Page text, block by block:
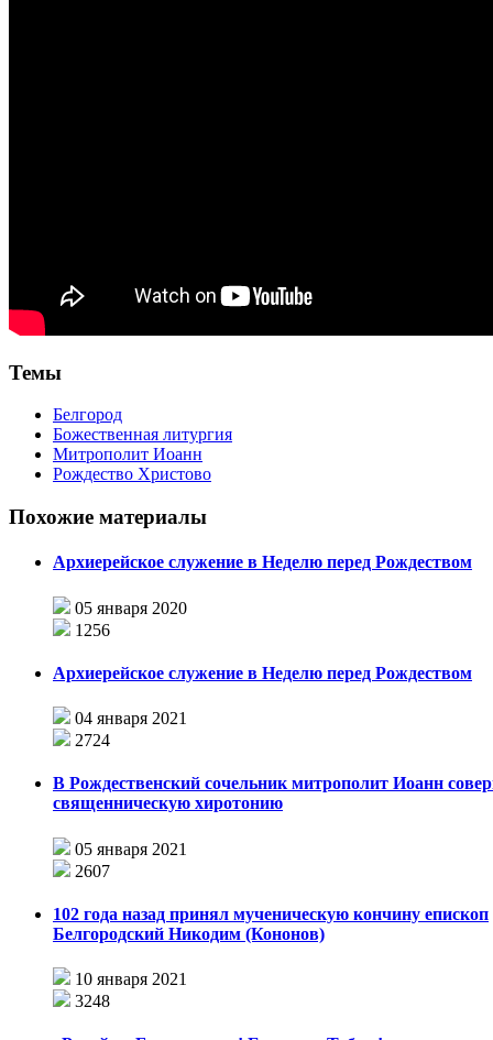
Темы
Белгород
Божественная литургия
Митрополит Иоанн
Рождество Христово
Похожие материалы
Архиерейское служение в Неделю перед Рождеством
05 января 2020
1256
Архиерейское служение в Неделю перед Рождеством
04 января 2021
2724
В Рождественский сочельник митрополит Иоанн
священническую хиротонию
05 января 2021
2607
102 года назад принял мученическую кончину епископ
Белгородский Никодим (Кононов)
10 января 2021
3248